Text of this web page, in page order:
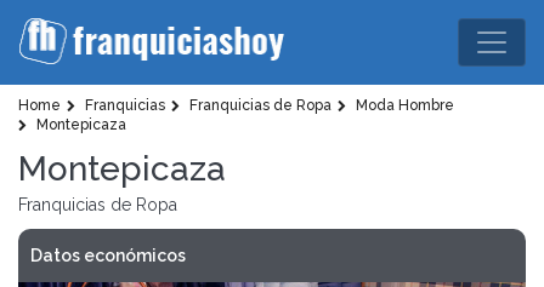
Home Franquicias Franquicias de Ropa
Moda Hombre
Montepicaza
Montepicaza
Franquicias de Ropa
Datos económicos